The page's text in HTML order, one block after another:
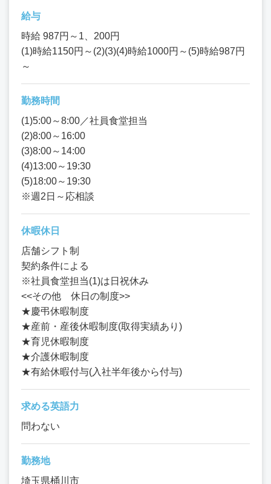
給与
時給 987円～1、200円
(1)時給1150円～(2)(3)(4)時給1000円～(5)時給987円
～
勤務時間
(1)5:00～8:00／社員食堂担当
(2)8:00～16:00
(3)8:00～14:00
(4)13:00～19:30
(5)18:00～19:30
※週2日～応相談
休暇休日
店舗シフト制
契約条件による
※社員食堂担当(1)は日祝休み
<<その他 休日の制度>>
★慶弔休暇制度
★産前・産後休暇制度(取得実績あり)
★育児休暇制度
★介護休暇制度
★有給休暇付与(入社半年後から付与)
求める英語力
問わない
勤務地
埼玉県桶川市